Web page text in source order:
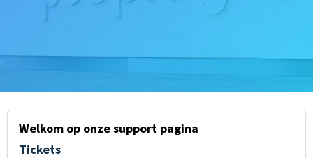
Welkom op onze support pagina
Tickets